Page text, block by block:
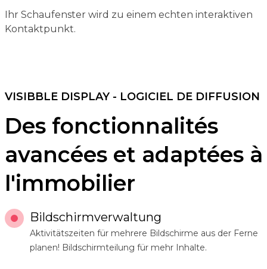
Ihr Schaufenster wird zu einem echten interaktiven
Kontaktpunkt.
VISIBBLE DISPLAY - LOGICIEL DE DIFFUSION
Des fonctionnalités
avancées et adaptées à
l'immobilier
Bildschirmverwaltung
Aktivitätszeiten für mehrere Bildschirme aus der Ferne
planen! Bildschirmteilung für mehr Inhalte.